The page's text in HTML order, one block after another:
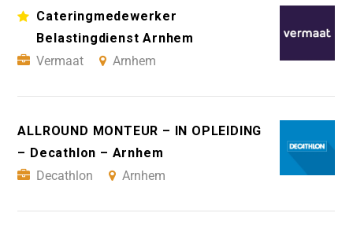
Cateringmedewerker
Belastingdienst Arnhem
Vermaat
Arnhem
ALLROUND MONTEUR – IN OPLEIDING
– Decathlon – Arnhem
Decathlon
Arnhem